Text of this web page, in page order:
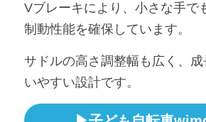
Vブレーキにより、小さな手で
制動性能を確保しています。
サドルの高さ調整幅も広く、
いやすい設計です。